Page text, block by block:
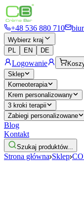
+48 536 880 710
Wybierz kraj
PL
EN DE
Logowanie
Sklep
Korneoterapia
Krem personalizowany
3 kroki terapii
Zabiegi personalizowane
Blog
Kontakt
Szukaj produktów...
Strona główna Sklep